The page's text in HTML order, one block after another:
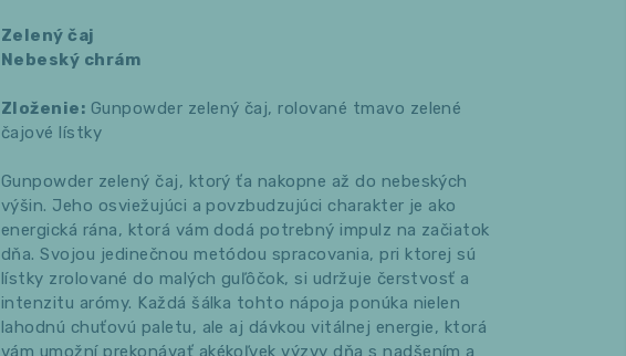
Zelený čaj
Nebeský chrám
Zloženie: Gunpowder zelený čaj, rolované tmavo zelené
čajové lístky
Gunpowder zelený čaj, ktorý ťa nakopne až do nebeských
výšin. Jeho osviežujúci a povzbudzujúci charakter je ako
energická rána, ktorá vám dodá potrebný impulz na začiatok
dňa. Svojou jedinečnou metódou spracovania, pri ktorej sú
lístky zrolované do malých guľôčok, si udržuje čerstvosť a
intenzitu arómy. Každá šálka tohto nápoja ponúka nielen
lahodnú chuťovú paletu, ale aj dávkou vitálnej energie, ktorá
vám umožní prekonávať akékoľvek výzvy dňa s nadšením a